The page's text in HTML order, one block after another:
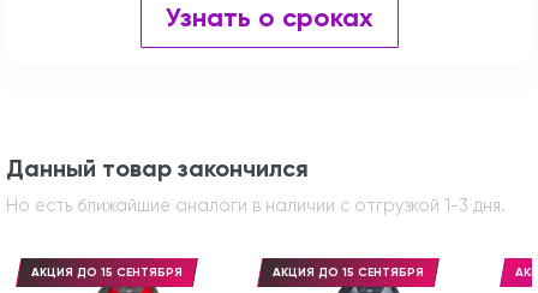
Узнать о сроках
Данный товар закончился
Но есть ближайшие аналоги в наличии с отгрузкой 1-3 дня.
АКЦИЯ ДО 15 СЕНТЯБРЯ АКЦИЯ ДО 15 СЕНТЯБРЯ